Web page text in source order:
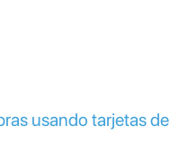
usando tarjetas de